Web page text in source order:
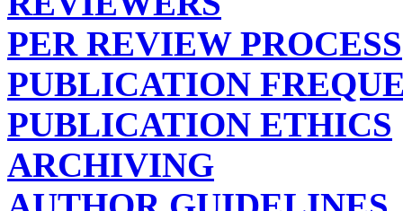
PER REVIEW PROCESS
PUBLICATION
PUBLICATION ETHICS
ARCHIVING